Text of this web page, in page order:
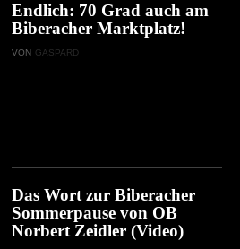
Endlich: 70 Grad auch am
Biberacher Marktplatz!
VON GASPARD
Das Wort zur Biberacher
Sommerpause von OB
Norbert Zeidler (Video)